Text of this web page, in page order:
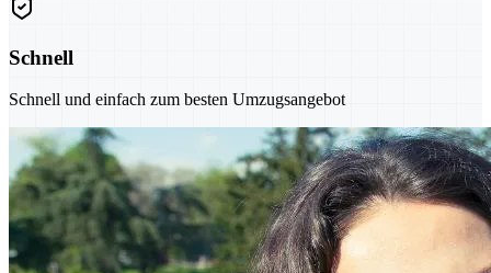
Schnell
Schnell und einfach zum besten Umzugsangebot